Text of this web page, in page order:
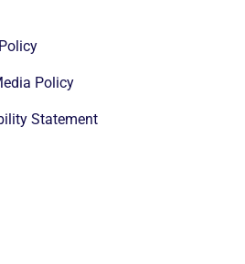
Policy
Statement